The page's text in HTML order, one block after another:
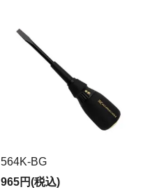
564K-BG
965円(税込)